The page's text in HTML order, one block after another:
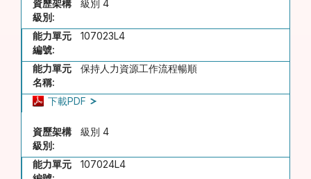
資歷架構
級別:
級別 4
能力單元
編號:
107023L4
能力單元
名稱:
保持人力資源工作流程暢順
下載PDF
資歷架構
級別:
級別 4
能力單元
107024L4